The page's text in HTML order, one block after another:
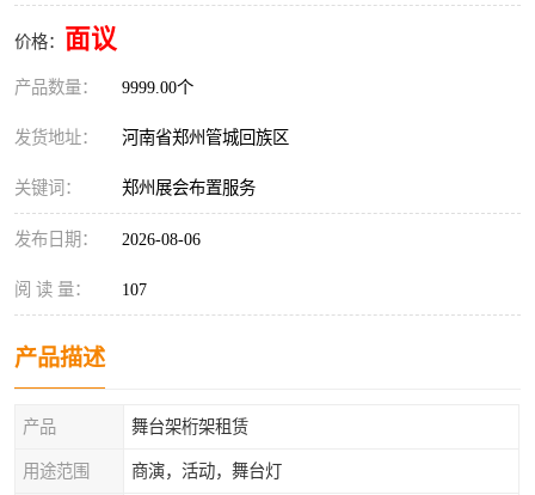
价格： 面议
产品数量： 9999.00个
发货地址： 河南省郑州管城回族区
关键词： 郑州展会布置服务
发布日期： 2026-08-06
阅 读 量： 107
产品描述
产品 舞台架桁架租赁
用途范围 商演，活动，舞台灯